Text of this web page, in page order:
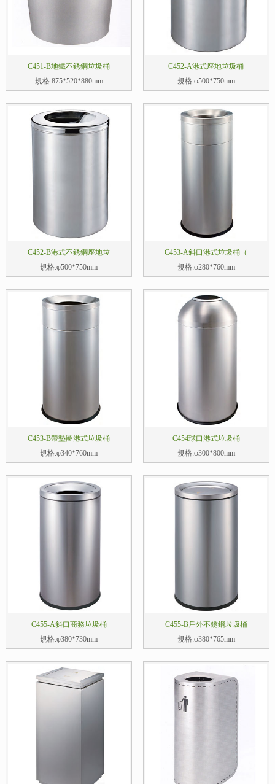
C451-B地鐵不銹鋼垃圾桶
規格:875*520*880mm
C452-A港式座地垃圾桶
規格:φ500*750mm
C452-B港式不銹鋼座地垃
規格:φ500*750mm
C453-A斜口港式垃圾桶（
規格:φ280*760mm
C453-B帶墊圈港式垃圾桶
規格:φ340*760mm
C454球口港式垃圾桶
規格:φ300*800mm
C455-A斜口商務垃圾桶
規格:φ380*730mm
C455-B戶外不銹鋼垃圾桶
規格:φ380*765mm